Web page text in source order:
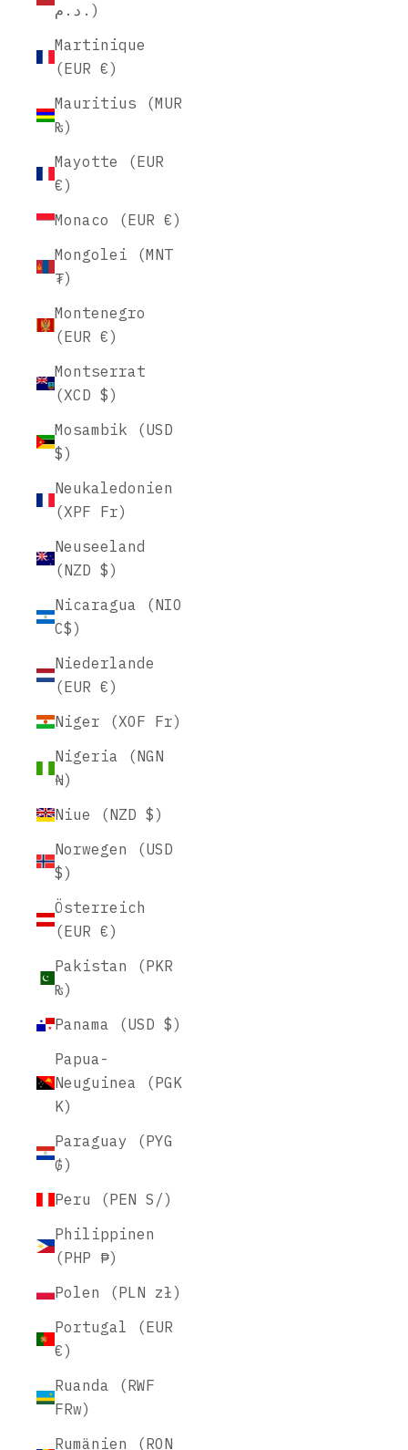
د.م.)
Martinique
(EUR €)
Mauritius (MUR
₨)
Mayotte (EUR
€)
Monaco (EUR €)
Mongolei (MNT
₮)
Montenegro
(EUR €)
Montserrat
(XCD $)
Mosambik (USD
$)
Neukaledonien
(XPF Fr)
Neuseeland
(NZD $)
Nicaragua (NIO
C$)
Niederlande
(EUR €)
Niger (XOF Fr)
Nigeria (NGN
₦)
Niue (NZD $)
Norwegen (USD
$)
Österreich
(EUR €)
Pakistan (PKR
₨)
Panama (USD $)
Papua-
Neuguinea (PGK
K)
Paraguay (PYG
₲)
Peru (PEN S/)
Philippinen
(PHP ₱)
Polen (PLN zł)
Portugal (EUR
€)
Ruanda (RWF
FRw)
Rumänien (RON